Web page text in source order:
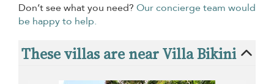
Don’t see what you need? Our concierge team would
be happy to help.
These villas are near Villa Bikini